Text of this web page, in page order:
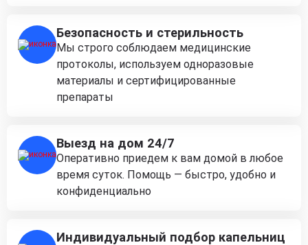
Безопасность и стерильность
Мы строго соблюдаем медицинские
протоколы, используем одноразовые
материалы и сертифицированные
препараты
Выезд на дом 24/7
Оперативно приедем к вам домой в любое
время суток. Помощь — быстро, удобно и
конфиденциально
Индивидуальный подбор капельниц